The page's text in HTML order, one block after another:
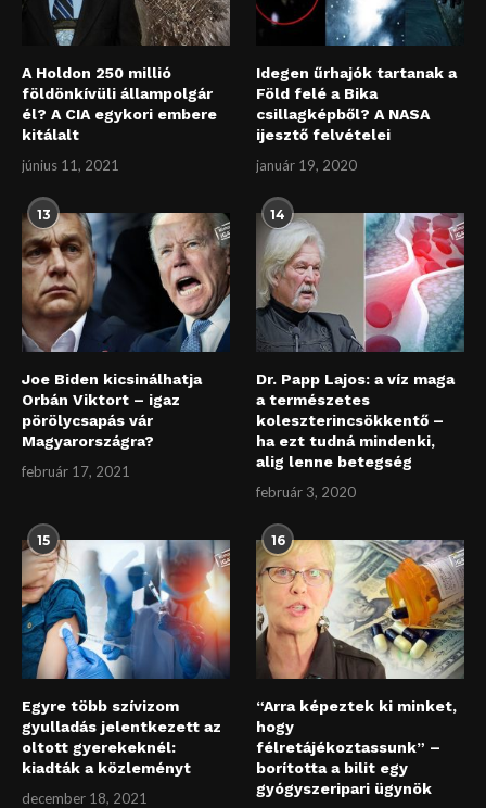
A Holdon 250 millió
földönkívüli állampolgár
él? A CIA egykori embere
kitálalt
június 11, 2021
Idegen űrhajók tartanak a
Föld felé a Bika
csillagképből? A NASA
ijesztő felvételei
január 19, 2020
13
Joe Biden kicsinálhatja
Orbán Viktort – igaz
pörölycsapás vár
Magyarországra?
február 17, 2021
14
Dr. Papp Lajos: a víz maga
a természetes
koleszterincsökkentő –
ha ezt tudná mindenki,
alig lenne betegség
február 3, 2020
15
Egyre több szívizom
gyulladás jelentkezett az
oltott gyerekeknél:
kiadták a közleményt
december 18, 2021
16
“Arra képeztek ki minket,
hogy
félretájékoztassunk” –
borította a bilit egy
gyógyszeripari ügynök